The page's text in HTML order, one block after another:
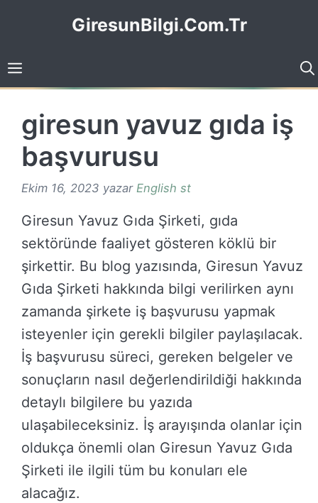
GiresunBilgi.Com.Tr
giresun yavuz gıda iş
başvurusu
Ekim 16, 2023 yazar English st
Giresun Yavuz Gıda Şirketi, gıda
sektöründe faaliyet gösteren köklü bir
şirkettir. Bu blog yazısında, Giresun Yavuz
Gıda Şirketi hakkında bilgi verilirken aynı
zamanda şirkete iş başvurusu yapmak
isteyenler için gerekli bilgiler paylaşılacak.
İş başvurusu süreci, gereken belgeler ve
sonuçların nasıl değerlendirildiği hakkında
detaylı bilgilere bu yazıda
ulaşabileceksiniz. İş arayışında olanlar için
oldukça önemli olan Giresun Yavuz Gıda
Şirketi ile ilgili tüm bu konuları ele
alacağız.